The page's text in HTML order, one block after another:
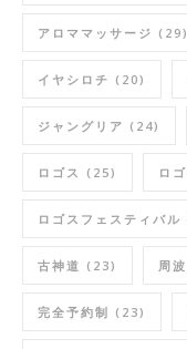
アロママッサージ (29)
イヤシロチ (20)
ジャングリア (24)
ロゴス (25) ロ
ロゴスフェスティバル
古神道 (23) 周
完全予約制 (23)